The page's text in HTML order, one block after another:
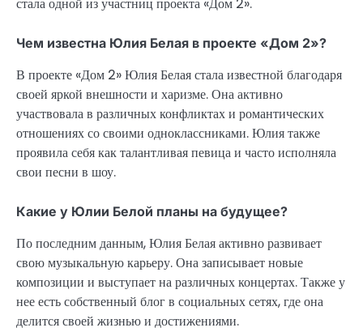
Чем известна Юлия Белая в проекте «Дом 2»?
В проекте «Дом 2» Юлия Белая стала известной благодаря
своей яркой внешности и харизме. Она активно
участвовала в различных конфликтах и романтических
отношениях со своими одноклассниками. Юлия также
проявила себя как талантливая певица и часто исполняла
свои песни в шоу.
Какие у Юлии Белой планы на будущее?
По последним данным, Юлия Белая активно развивает
свою музыкальную карьеру. Она записывает новые
композиции и выступает на различных концертах. Также у
нее есть собственный блог в социальных сетях, где она
делится своей жизнью и достижениями.